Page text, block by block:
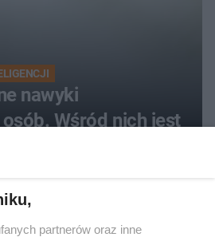
nawyki
Wśród nich jest
partnerów oraz inne